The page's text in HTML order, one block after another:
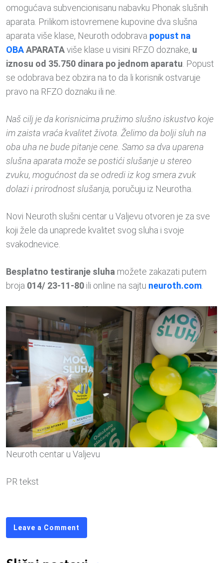
omogućava subvencionisanu nabavku Phonak slušnih
aparata. Prilikom istovremene kupovine dva slušna
aparata više klase, Neuroth odobrava popust na
OBAAPARATAviše klase u visini RFZO doznake, u
iznosu od 35.750 dinara po jednom aparatu Popust
se odobrava bez obzira na to da li korisnik ostvaruje
pravo na RFZO doznaku ili ne.
Naš cilj je da korisnicima pružimo slušno iskustvo koje
im zaista vraća kvalitet života. Želimo da bolji sluh na
oba uha ne bude pitanje cene. Samo sa dva uparena
slušna aparata može se postići slušanje u stereo
zvuku, mogućnost da se odredi iz kog smera zvuk
dolazi i prirodnost slušanja, poručuju iz Neurotha.
Novi Neuroth slušni centar u Valjevu otvoren je za sve
koji žele da unaprede kvalitet svog sluha i svoje
svakodnevice.
Besplatno testiranje sluha možete zakazati putem
broja 014/ 23-11-80 ili online na sajtu neuroth.com
Neuroth centar u Valjevu
PR tekst
Leave a Comment